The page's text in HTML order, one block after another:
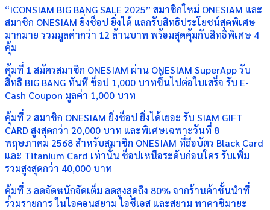
“ICONSIAM BIG BANG SALE 2025” สมาชิกใหม่ ONESIAM และ
สมาชิก ONESIAM ยิ่งช็อป ยิ่งได้ แลกรับสิทธิประโยชน์สุดพิเศษ
มากมาย รวมมูลค่ากว่า 12 ล้านบาท พร้อมสุดคุ้มกับสิทธิพิเศษ 4
คุ้ม
คุ้มที่ 1 สมัครสมาชิก ONESIAM ผ่าน ONESIAM SuperApp รับ
สิทธิ BIG BANG ทันที ช็อป 1,000 บาทขึ้นไปต่อใบเสร็จ รับ E-
Cash Coupon มูลค่า 1,000 บาท
คุ้มที่ 2 สมาชิก ONESIAM ยิ่งช็อป ยิ่งได้เยอะ รับ SIAM GIFT
CARD สูงสุดกว่า 20,000 บาท และพิเศษเฉพาะวันที่ 8
พฤษภาคม 2568 สำหรับสมาชิก ONESIAM ที่ถือบัตร Black Card
และ Titanium Card เท่านั้น ช็อปเหนือระดับก่อนใคร รับเพิ่ม
รวมสูงสุดกว่า 40,000 บาท
คุ้มที่ 3 ลดจัดหนักจัดเต็ม ลดสูงสุดถึง 80% จากร้านค้าชั้นนำที่
ร่วมรายการ ในไอคอนสยาม ไอซีเอส และสยาม ทาคาชิมายะ